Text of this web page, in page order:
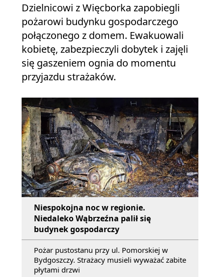
Dzielnicowi z Więcborka zapobiegli
pożarowi budynku gospodarczego
połączonego z domem. Ewakuowali
kobietę, zabezpieczyli dobytek i zajęli
się gaszeniem ognia do momentu
przyjazdu strażaków.
Niespokojna noc w regionie.
Niedaleko Wąbrzeźna palił się
budynek gospodarczy
Pożar pustostanu przy ul. Pomorskiej w
Bydgoszczy. Strażacy musieli wyważać zabite
płytami drzwi